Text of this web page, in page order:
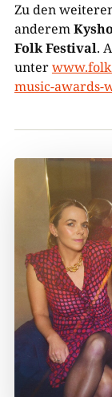
Zu den
anderem
Folk Festival.
unter
music-awards-